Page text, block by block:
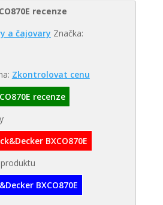
recenze
a čajovary Značka:
Zkontrolovat cenu
recenze
BXCO870E
BXCO870E